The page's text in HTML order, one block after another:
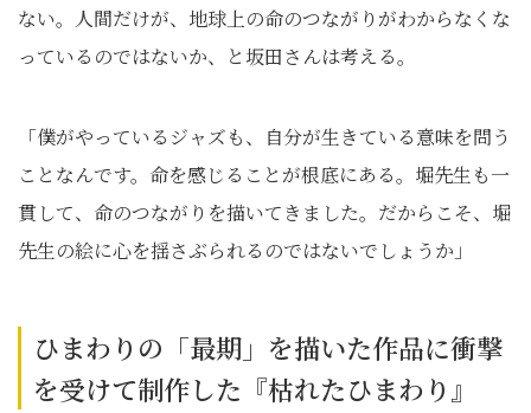
ない。人間だけが、地球上の命のつながりがわからなくな
っているのではないか、と坂田さんは考える。
「僕がやっているジャズも、自分が生きている意味を問う
ことなんです。命を感じることが根底にある。堀先生も一
貫して、命のつながりを描いてきました。だからこそ、堀
先生の絵に心を揺さぶられるのではないでしょうか」
ひまわりの「最期」を描いた作品に衝撃
を受けて制作した『枯れたひまわり』